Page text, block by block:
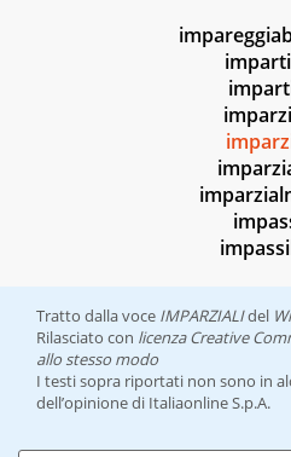
Tratto dalla voce IMPARZIALIdel
Rilasciato con licenza Creative
allo stesso modo
I testi sopra riportati non sono in
dell’opinione di Italiaonline S.p.A.